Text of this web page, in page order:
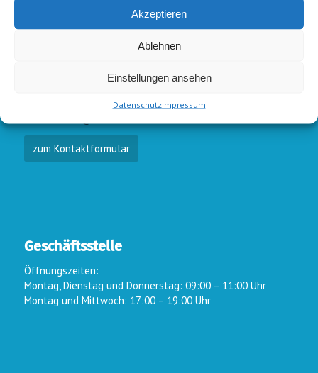
Akzeptieren
Ablehnen
Einstellungen ansehen
DatenschutzImpressum
schwimmen@wsc-lindlar.de
zum Kontaktformular
Geschäftsstelle
Öffnungszeiten:
Montag, Dienstag und Donnerstag: 09:00 – 11:00 Uhr
Montag und Mittwoch: 17:00 – 19:00 Uhr